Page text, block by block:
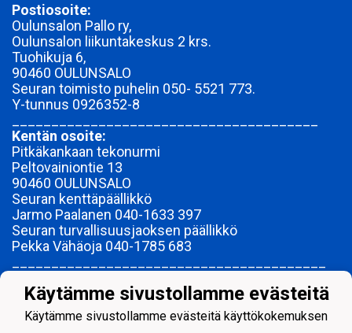
Postiosoite:
Oulunsalon Pallo ry,
Oulunsalon liikuntakeskus 2 krs.
Tuohikuja 6,
90460 OULUNSALO
Seuran toimisto puhelin 050- 5521 773.
Y-tunnus 0926352-8
Kentän osoite:
Pitkäkankaan tekonurmi
Peltovainiontie 13
90460 OULUNSALO
Seuran kenttäpäällikkö
Jarmo Paalanen 040-1633 397
Seuran turvallisuusjaoksen päällikkö
Pekka Vähäoja 040-1785 683
ME OLEMME OSPA YHDESSÄ.
Käytämme sivustollamme evästeitä
Käytämme sivustollamme evästeitä käyttökokemuksen